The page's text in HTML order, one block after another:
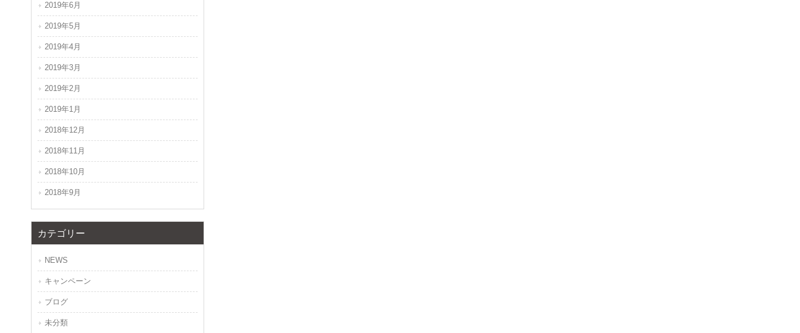
2019年6月
2019年5月
2019年4月
2019年3月
2019年2月
2019年1月
2018年12月
2018年11月
2018年10月
2018年9月
カテゴリー
NEWS
キャンペーン
ブログ
未分類